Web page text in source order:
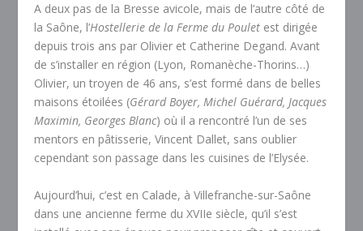
A deux pas de la Bresse avicole, mais de l’autre côté de
la Saône, l’Hostellerie de la Ferme du Poulet est dirigée
depuis trois ans par Olivier et Catherine Degand. Avant
de s’installer en région (Lyon, Romanèche-Thorins…)
Olivier, un troyen de 46 ans, s’est formé dans de belles
maisons étoilées (Gérard Boyer, Michel Guérard, Jacques
Maximin, Georges Blanc) où il a rencontré l’un de ses
mentors en pâtisserie, Vincent Dallet, sans oublier
cependant son passage dans les cuisines de l’Elysée.
Aujourd’hui, c’est en Calade, à Villefranche-sur-Saône
dans une ancienne ferme du XVIIe siècle, qu’il s’est